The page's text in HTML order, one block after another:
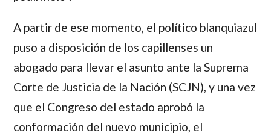
A partir de ese momento, el político blanquiazul
puso a disposición de los capillenses un
abogado para llevar el asunto ante la Suprema
Corte de Justicia de la Nación (SCJN), y una vez
que el Congreso del estado aprobó la
conformación del nuevo municipio, el